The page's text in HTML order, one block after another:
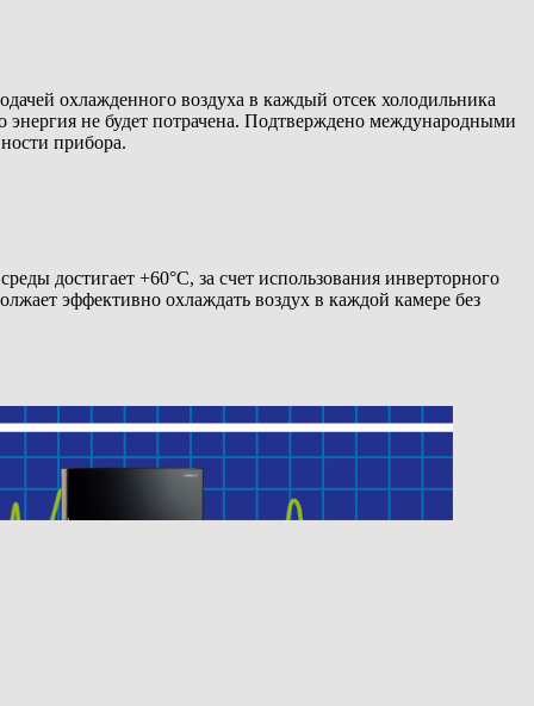
охлажденного воздуха в каждый отсек холодильника
энергия не будет потрачена. Подтверждено международными
прибора.
достигает +60°C, за счет использования инверторного
эффективно охлаждать воздух в каждой камере без